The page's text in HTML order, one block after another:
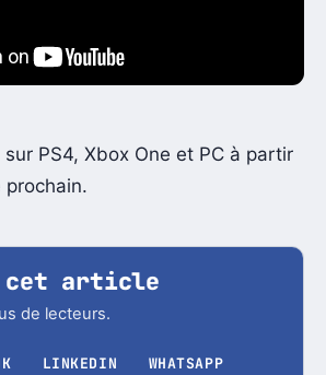
PS4, Xbox One et PC à partir
prochain.
cet article
de lecteurs.
LINKEDIN WHATSAPP